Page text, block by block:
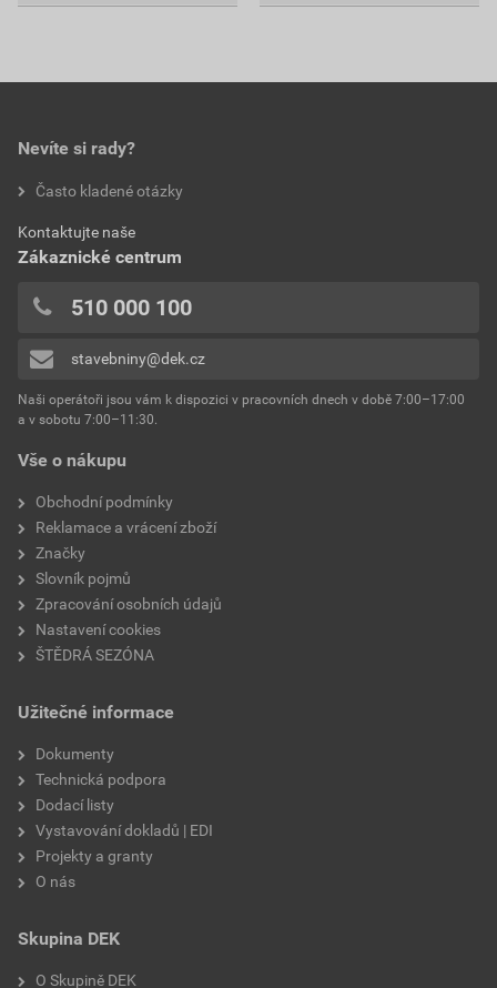
Vše o nákupu
Obchodní podmínky
Reklamace a vrácení zboží
Značky
Slovník pojmů
Zpracování osobních údajů
Nastavení cookies
ŠTĚDRÁ SEZÓNA
Užitečné informace
Dokumenty
Technická podpora
Dodací listy
Vystavování dokladů | EDI
Projekty a granty
O nás
Skupina DEK
O Skupině DEK
Nevíte si rady?
Často kladené otázky
Kontaktujte naše
Zákaznické centrum
510 000 100
stavebniny@dek.cz
Naši operátoři jsou vám k dispozici v pracovních dnech v době 7:00–17:00
a v sobotu 7:00–11:30.